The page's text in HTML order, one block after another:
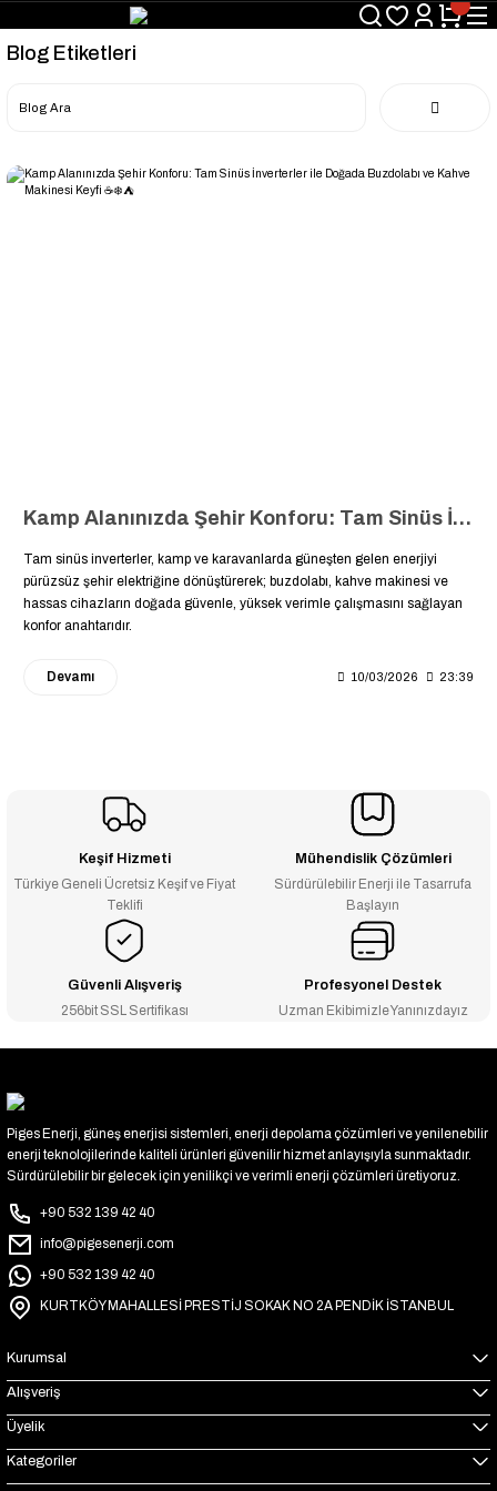
Blog Etiketleri
Kamp Alanınızda Şehir Konforu: Tam Sinüs İnverterler ile Doğada Buzdolabı ve Kahve Makinesi Keyfi ☕❄️⛺
Tam sinüs inverterler, kamp ve karavanlarda güneşten gelen enerjiyi
pürüzsüz şehir elektriğine dönüştürerek; buzdolabı, kahve makinesi ve
hassas cihazların doğada güvenle, yüksek verimle çalışmasını sağlayan
konfor anahtarıdır.
Devamı 10/03/2026 23:39
Keşif Hizmeti
Türkiye Geneli Ücretsiz Keşif ve Fiyat
Teklifi
Mühendislik Çözümleri
Sürdürülebilir Enerji ile Tasarrufa
Başlayın
Güvenli Alışveriş
256bit SSL Sertifikası
Profesyonel Destek
Uzman Ekibimizle Yanınızdayız
Piges Enerji, güneş enerjisi sistemleri, enerji depolama çözümleri ve yenilenebilir
enerji teknolojilerinde kaliteli ürünleri güvenilir hizmet anlayışıyla sunmaktadır.
Sürdürülebilir bir gelecek için yenilikçi ve verimli enerji çözümleri üretiyoruz.
+90 532 139 42 40
info@pigesenerji.com
+90 532 139 42 40
KURTKÖY MAHALLESİ PRESTİJ SOKAK NO 2A PENDİK İSTANBUL
Kurumsal
Alışveriş
Üyelik
Kategoriler